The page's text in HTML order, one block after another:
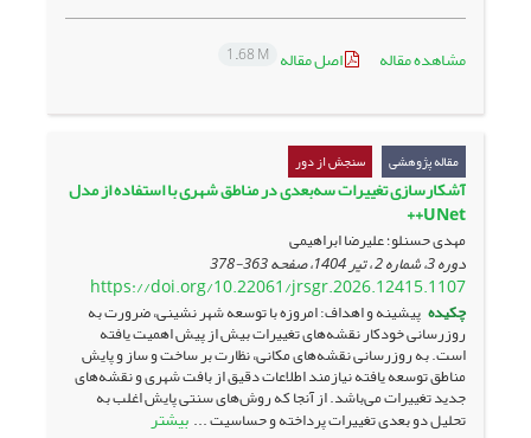
مشاهده مقاله اصل مقاله 1.68 M
مقاله پژوهشی سنجش از دور
آشکارسازی تغییرات سه‌بعدی در مناطق شهری با استفاده از مدل
UNet++
مهدی حسنلو؛ علیرضا ابراهیمی
دوره 3، شماره 2 ، تیر 1404، صفحه 363-378
https://doi.org/10.22061/jrsgr.2026.12415.1107
چکیده پیشینه و اهداف: امروزه با توسعه شهر نشینی، ضرورت به
روزرسانی خودکار نقشه‌های تغییرات بیش از پیش اهمیت یافته
است. به روزرسانی نقشه‌های مکانی، نظارت بر ساخت و ساز و پایش
مناطق توسعه یافته نیازمند اطلاعات دقیق از بافت شهری و نقشه‌های
جدید تغییرات می‎‌باشد. از آنجا که روش‌های سنتی پایش اغلب به
تحلیل دو بعدی تغییرات پرداخته و حساسیت ... بیشتر